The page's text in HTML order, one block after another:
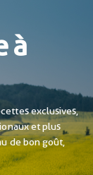
à
exclusives,
et plus
de bon goût,